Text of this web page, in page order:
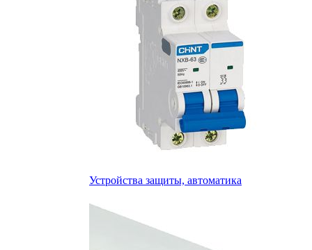
Устройства защиты, автоматика